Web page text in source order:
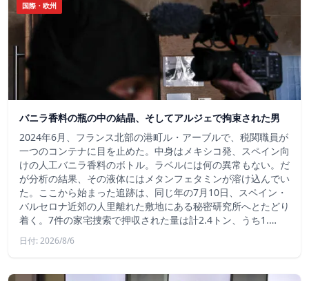
国際・欧州
バニラ香料の瓶の中の結晶、そしてアルジェで拘束された男
2024年6月、フランス北部の港町ル・アーブルで、税関職員が
一つのコンテナに目を止めた。中身はメキシコ発、スペイン向
けの人工バニラ香料のボトル。ラベルには何の異常もない。だ
が分析の結果、その液体にはメタンフェタミンが溶け込んでい
た。ここから始まった追跡は、同じ年の7月10日、スペイン・
バルセロナ近郊の人里離れた敷地にある秘密研究所へとたどり
着く。7件の家宅捜索で押収された量は計2.4トン、うち1.…
日付: 2026/8/6